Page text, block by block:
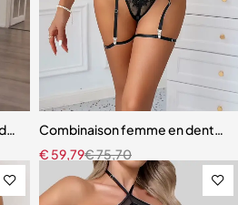
avec détails perles, coupe
Combinaison femme en
€75,70
€ 59,79